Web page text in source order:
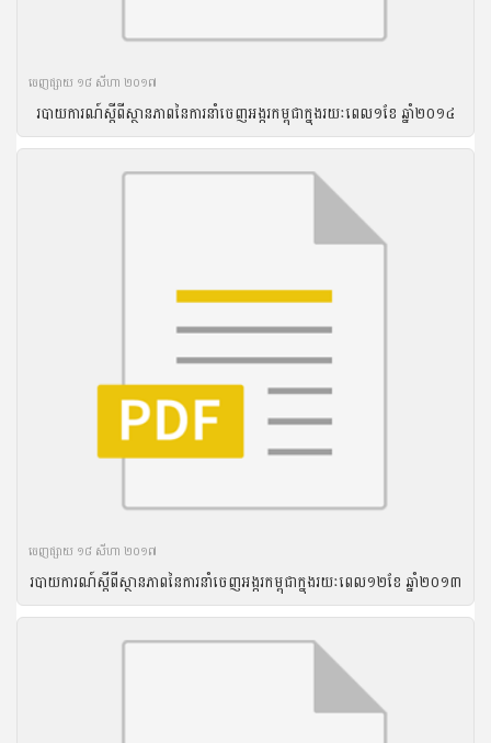
ចេញ​ផ្សាយ​ ១៨ សីហា ២០១៧
របាយ​ការណ៍​ស្តីពី​ស្ថានភាព​នៃ​ការ​នាំ​ចេញ​អង្ករ​កម្ពុជា​ក្នុង​រយៈ​ពេល​១​ខែ ឆ្នាំ​២០១៤
ចេញ​ផ្សាយ​ ១៨ សីហា ២០១៧
របាយ​ការណ៍​ស្តីពី​ស្ថានភាព​នៃ​ការ​នាំ​ចេញ​អង្ករ​កម្ពុជា​ក្នុង​រយៈ​ពេល​១២​ខែ ឆ្នាំ​២០១៣